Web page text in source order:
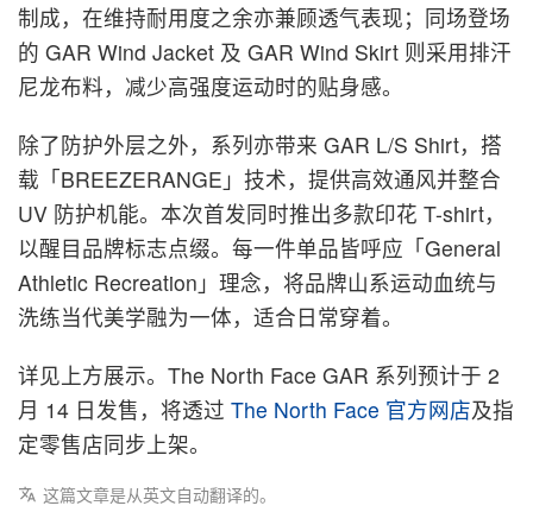
制成，在维持耐用度之余亦兼顾透气表现；同场登场
的 GAR Wind Jacket 及 GAR Wind Skirt 则采用排汗
尼龙布料，减少高强度运动时的贴身感。
除了防护外层之外，系列亦带来 GAR L/S Shirt，搭
载「BREEZERANGE」技术，提供高效通风并整合
UV 防护机能。本次首发同时推出多款印花 T-shirt，
以醒目品牌标志点缀。每一件单品皆呼应「General
Athletic Recreation」理念，将品牌山系运动血统与
洗练当代美学融为一体，适合日常穿着。
详见上方展示。The North Face GAR 系列预计于 2
月 14 日发售，将透过 The North Face 官方网店及指
定零售店同步上架。
这篇文章是从英文自动翻译的。